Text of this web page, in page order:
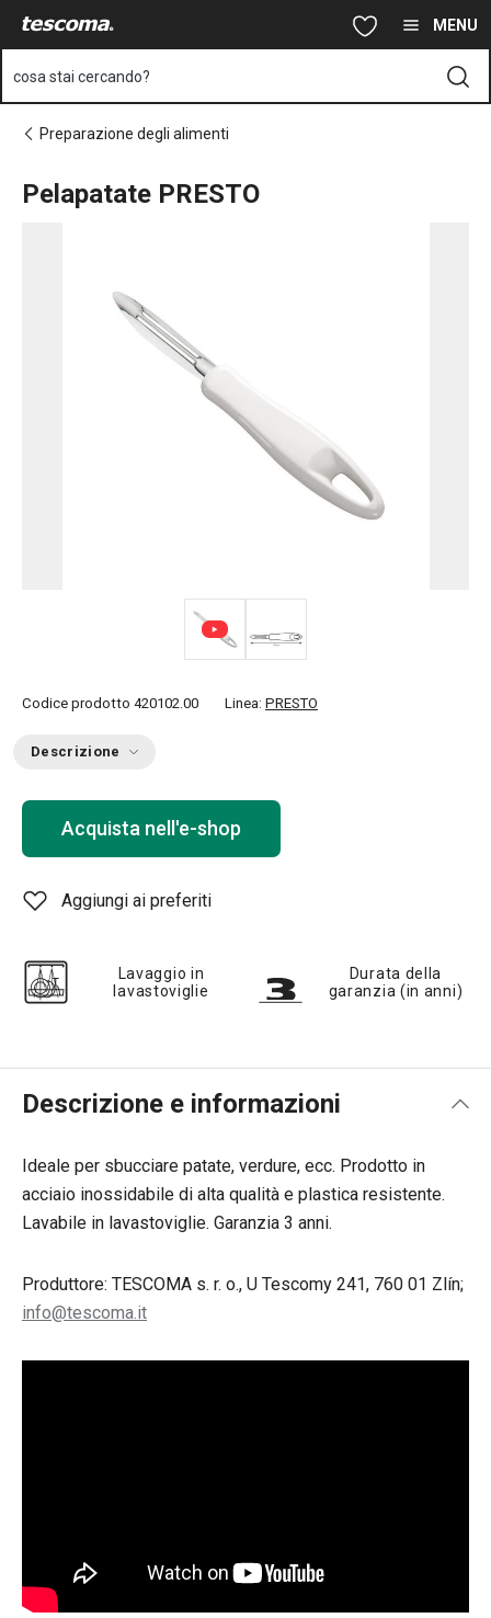
Vai al contenuto principale MENU
cosa stai cercando?
Preparazione degli alimenti
Pelapatate PRESTO
Codice prodotto 420102.00 Linea: PRESTO
Descrizione
Acquista nell'e-shop
Aggiungi ai preferiti
Lavaggio in
lavastoviglie
Durata della
garanzia (in anni)
Descrizione e informazioni
Ideale per sbucciare patate, verdure, ecc. Prodotto in
acciaio inossidabile di alta qualità e plastica resistente.
Lavabile in lavastoviglie. Garanzia 3 anni.
Produttore: TESCOMA s. r. o., U Tescomy 241, 760 01 Zlín;
info@tescoma.it